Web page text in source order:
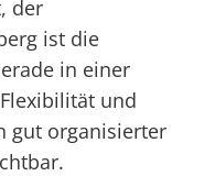
der
ist die
in einer
und
gut organisierter